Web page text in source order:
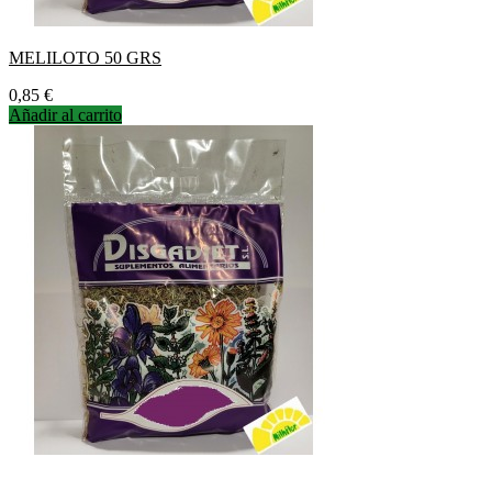
MELILOTO 50 GRS
Precio
0,85 €
Añadir al carrito